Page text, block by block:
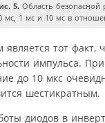
5. Область безопасной
мс, 1 мс и 10 мс в
тот факт,
импульса.
до 10 мкс
шестикратным.
диодов в